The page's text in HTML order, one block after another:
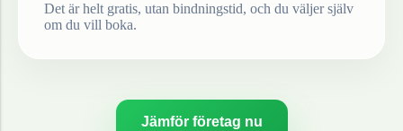
Det är helt gratis, utan bindningstid, och du väljer själv
om du vill boka.
Jämför företag nu